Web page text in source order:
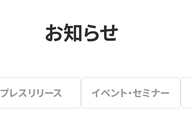
お知らせ
プレスリリース イベント・セミナー